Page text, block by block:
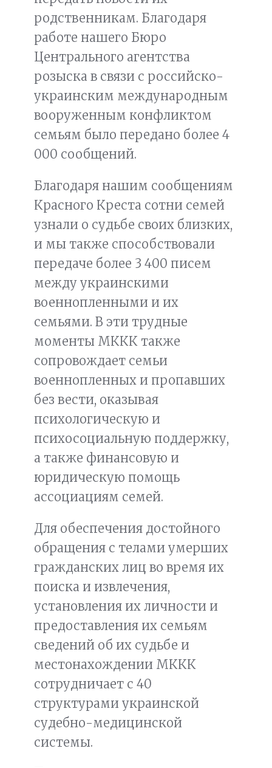
родственникам. Благодаря
работе нашего Бюро
Центрального агентства
розыска в связи с российско-
украинским международным
вооруженным конфликтом
семьям было передано более 4
000 сообщений.
Благодаря нашим сообщениям
Красного Креста сотни семей
узнали о судьбе своих близких,
и мы также способствовали
передаче более 3 400 писем
между украинскими
военнопленными и их
семьями. В эти трудные
моменты МККК также
сопровождает семьи
военнопленных и пропавших
без вести, оказывая
психологическую и
психосоциальную поддержку,
а также финансовую и
юридическую помощь
ассоциациям семей.
Для обеспечения достойного
обращения с телами умерших
гражданских лиц во время их
поиска и извлечения,
установления их личности и
предоставления их семьям
сведений об их судьбе и
местонахождении МККК
сотрудничает с 40
структурами украинской
судебно-медицинской
системы.